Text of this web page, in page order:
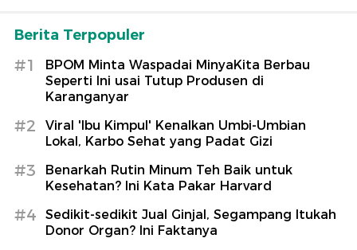
Berita Terpopuler
#1
BPOM Minta Waspadai MinyaKita Berbau
Seperti Ini usai Tutup Produsen di
Karanganyar
#2
Viral 'Ibu Kimpul' Kenalkan Umbi-Umbian
Lokal, Karbo Sehat yang Padat Gizi
#3
Benarkah Rutin Minum Teh Baik untuk
Kesehatan? Ini Kata Pakar Harvard
#4
Sedikit-sedikit Jual Ginjal, Segampang Itukah
Donor Organ? Ini Faktanya